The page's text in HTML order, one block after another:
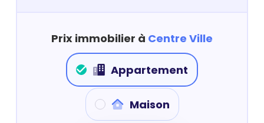
Prix immobilier à Centre Ville
Appartement
Maison